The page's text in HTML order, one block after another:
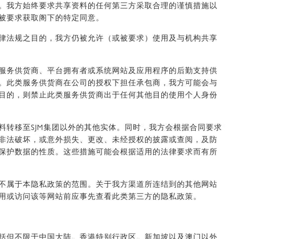
方始终要求共享资料的任何第三方采取合理的谨慎措施以
求获取阁下的特定同意。
规之目的，我方仍被允许（或被要求）使用及与机构共享
供货商、平台拥有者或系统网站及应用程序的后勤支持供
类服务供货商在公司的授权下担任承包商，我方可能会与
，则禁止此类服务供货商出于任何其他目的使用个人身份
移至SJM集团以外的其他实体。同时，我方会根据合同要求
破坏，或意外损失、更改、未经授权的披露或查阅，及防
数据的性质。这些措施可能会根据适用的法律要求而有所
于本隐私政策的范围。关于我方渠道所连结到的其他网站
访问该等网站前应事先查看此类第三方的隐私政策。
不限于中国大陆、香港特别行政区、新加坡以及澳门以外